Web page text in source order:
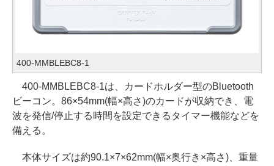
400-MMBLEBC8-1
400-MMBLEBC8-1は、カードホルダー型のBluetooth
ビーコン。86×54mm(幅×高さ)のカードが収納でき、電
波を発信/停止する時間を設定できるタイマー機能などを
備える。
本体サイズは約90.1×7×62mm(幅×奥行き×高さ)、重量